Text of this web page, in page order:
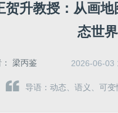
贺升教授：从画
态世
梁丙鉴 2026-06-03
导语：动态、语义、可